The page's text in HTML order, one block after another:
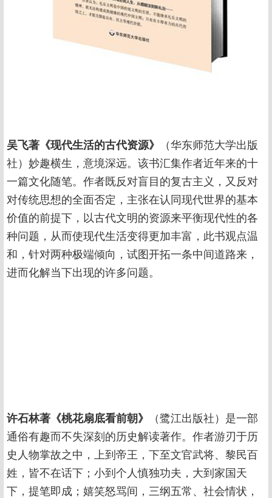
吴飞著《现代生活的古代资源》
（华东师范大学出版
社）妙趣横生，意境深远。该书汇集作者近年来的十
一篇文化随笔。作者既反对盲目的复古主义，又反对
对传统思想的全面否定，主张在认同现代世界的基本
价值的前提下，以古代文明的资源来平衡现代性的各
种问题，从而使现代生活变得更加丰富，此书观点温
和，针对两种极端倾向，试图开拓一条中间道路来，
进而化解当下出现的许多问题。
许石林著《桃花扇底看前朝》
（鹭江出版社）是一部
通俗有趣而不失深刻的历史解读著作。作者游刃于历
史人物掌故之中，上到帝王，下至文官武将、黎民百
姓，皆不在话下；小到个人慎独功夫，大到家国天
下，提笔即成；嬉笑怒骂间，三纲五常、社会情状，